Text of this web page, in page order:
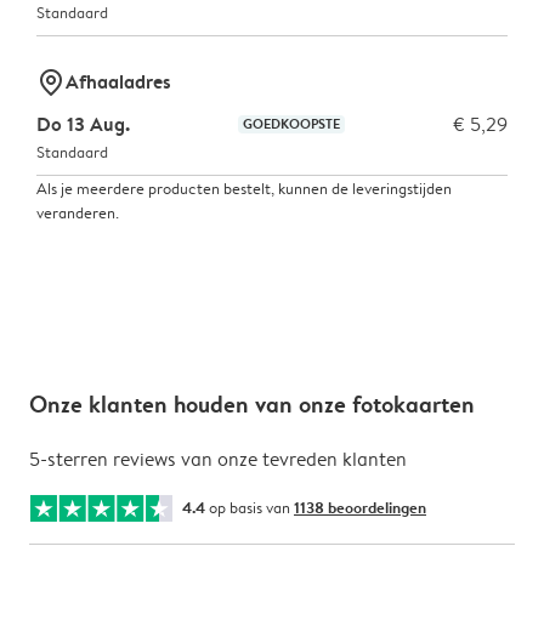
Standaard
marker-pinAfhaaladres
Do 13 Aug.
GOEDKOOPSTE € 5,29
Standaard
Als je meerdere producten bestelt, kunnen de leveringstijden
veranderen.
Onze klanten houden van onze fotokaarten
5-sterren reviews van onze tevreden klanten
4.4op basis van 1138 beoordelingen